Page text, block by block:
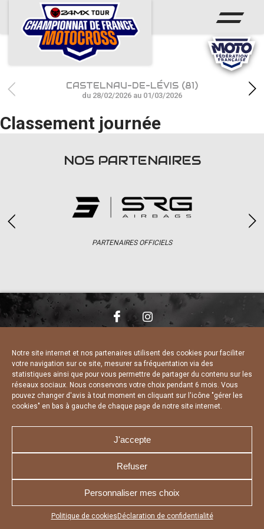
Notre site internet et nos partenaires utilisent des cookies pour faciliter
votre navigation sur ce site, mesurer sa fréquentation via des
statistiques ainsi que pour vous permettre de partager du contenu sur les
réseaux sociaux. Nous conservons votre choix pendant 6 mois. Vous
pouvez changer d'avis à tout moment en cliquant sur l'icône "gérer les
cookies" en bas à gauche de chaque page de notre site internet.
J'accepte
Refuser
Personnaliser mes choix
Politique de cookies Déclaration de confidentialité
Appuyez sur le bouton partager en bas de votre
ACCUEIL
ACTUS
CALENDRIER
RÉSULTATS
PHOTOS / WEB TV
CASTELNAU-DE-LÉVIS (81)
du 28/02/2026 au 01/03/2026
Classement journée
NOS PARTENAIRES
PARTENAIRES OFFICIELS
CHARTE DE CONFIDENTIALITÉ
DÉCLARATION DE CONFIDENTIALITÉ
POLITIQUE D’UTILISATION DES COOKIES
RÉALISÉ PAR L’AGENCE WEB A3 WEB